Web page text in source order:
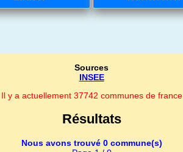
Sources
INSEE
Il y a actuellement 37742 communes de france
Résultats
Nous avons trouvé 0 commune(s)